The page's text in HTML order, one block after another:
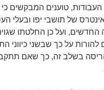
טוענים המבקשים
של תושבי יפו ובעלי
החדשים, ועל כן החלטתו
על כך שבשני כיווני
הריסה בשלב זה, כך שאם